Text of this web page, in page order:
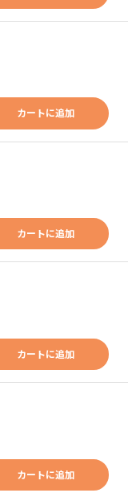
カートに追加
カートに追加
カートに追加
カートに追加